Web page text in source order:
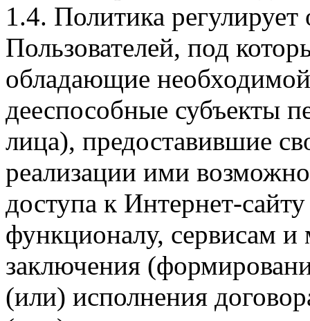
1.4. Политика
Пользователей, под
обладающие
дееспособные субъекты
лица), предоставившие
реализации ими
доступа к Интернет-
функционалу, сервисам и
заключения
(или) исполнения